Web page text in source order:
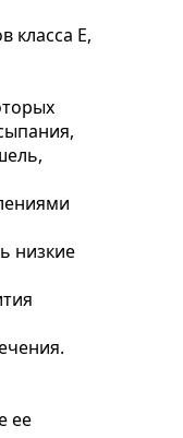
класса E,
низкие
ее